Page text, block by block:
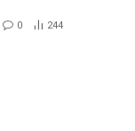
0 244